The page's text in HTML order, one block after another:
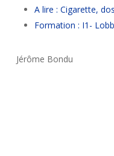
A lire : Cigarette,
Formation : I1-
Jérôme Bondu